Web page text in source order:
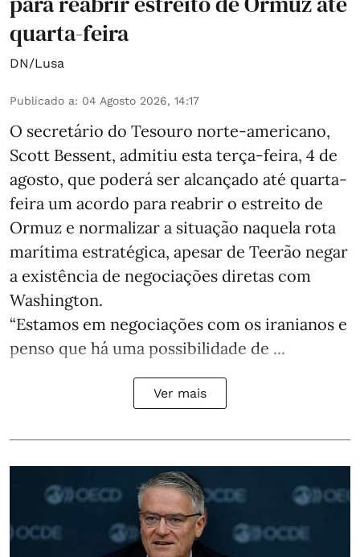
quarta-feira
DN/Lusa
Publicado a: 04 Agosto 2026, 14:17
O secretário do Tesouro norte-americano,
Scott Bessent, admitiu esta terça-feira, 4 de
agosto, que poderá ser alcançado até quarta-
feira um acordo para reabrir o estreito de
Ormuz e normalizar a situação naquela rota
marítima estratégica, apesar de Teerão negar
a existência de negociações diretas com
Washington.
“Estamos em negociações com os iranianos e
penso que há uma possibilidade de ...
Ver mais